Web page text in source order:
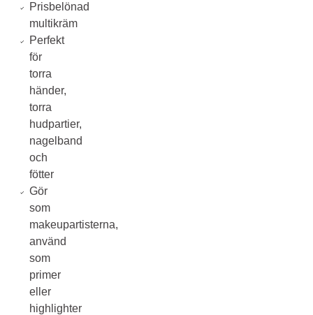
Prisbelönad
multikräm
Perfekt
för
torra
händer,
torra
hudpartier,
nagelband
och
fötter
Gör
som
makeupartisterna,
använd
som
primer
eller
highlighter